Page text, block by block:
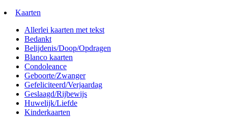
Kaarten
Allerlei kaarten met tekst
Bedankt
Belijdenis/Doop/Opdragen
Blanco kaarten
Condoleance
Geboorte/Zwanger
Gefeliciteerd/Verjaardag
Geslaagd/Rijbewijs
Huwelijk/Liefde
Kinderkaarten